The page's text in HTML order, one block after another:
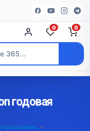
0 0
годовая
программы »